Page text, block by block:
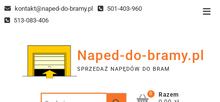
Skip
to
kontakt@naped-do-bramy.pl
501-403-960
513-083-406
Naped-do-bramy.pl
SPRZEDAŻ NAPĘDÓW DO BRAM
0
Razem